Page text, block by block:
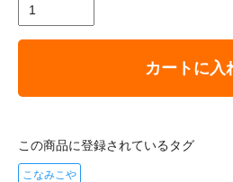
カートに入
この商品に登録されているタグ
こなみこや